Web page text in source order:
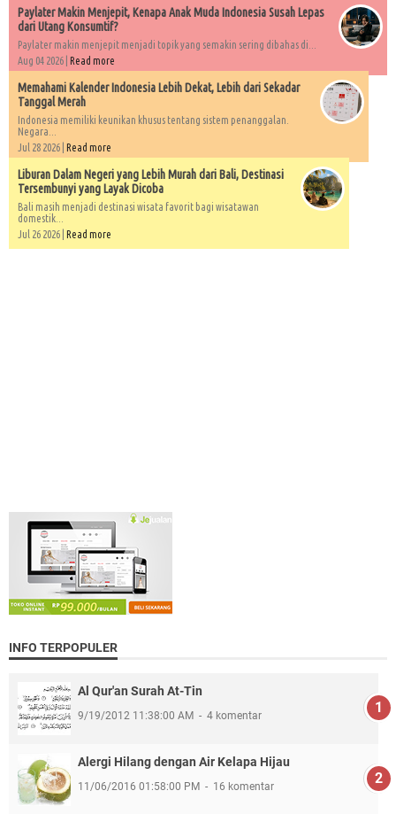
Paylater Makin Menjepit, Kenapa Anak Muda Indonesia Susah Lepas
dari Utang Konsumtif?
Paylater makin menjepit menjadi topik yang semakin sering dibahas di...
Aug 04 2026 | Read more
Memahami Kalender Indonesia Lebih Dekat, Lebih dari Sekadar
Tanggal Merah
Indonesia memiliki keunikan khusus tentang sistem penanggalan.
Negara...
Jul 28 2026 | Read more
Liburan Dalam Negeri yang Lebih Murah dari Bali, Destinasi
Tersembunyi yang Layak Dicoba
Bali masih menjadi destinasi wisata favorit bagi wisatawan
domestik...
Jul 26 2026 | Read more
INFO TERPOPULER
Al Qur'an Surah At-Tin
9/19/2012 11:38:00 AM 4 komentar
Alergi Hilang dengan Air Kelapa Hijau
11/06/2016 01:58:00 PM 16 komentar